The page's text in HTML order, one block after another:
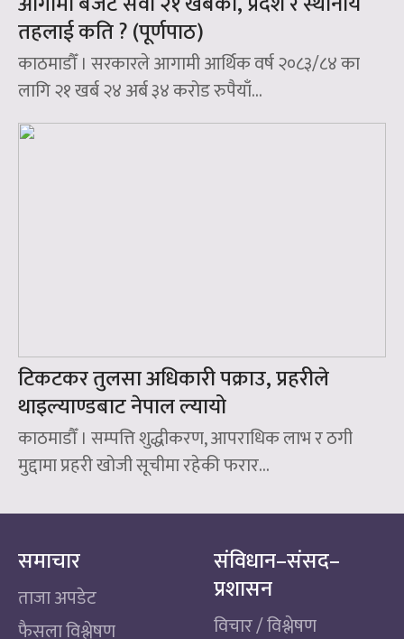
तहलाई कति ? (पूर्णपाठ)
काठमाडौँ । सरकारले आगामी आर्थिक वर्ष २०८३/८४ का
लागि २१ खर्ब २४ अर्ब ३४ करोड रुपैयाँ...
टिकटकर तुलसा अधिकारी पक्राउ, प्रहरीले
थाइल्याण्डबाट नेपाल ल्यायो
काठमाडौँ । सम्पत्ति शुद्धीकरण, आपराधिक लाभ र ठगी
मुद्दामा प्रहरी खोजी सूचीमा रहेकी फरार...
समाचार
ताजा अपडेट
फैसला विश्लेषण
संविधान–संसद–
प्रशासन
विचार / विश्लेषण